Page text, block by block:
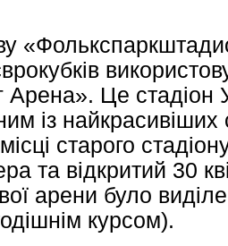
Арена». Це стадіон
із найкрасивіших
старого
та відкритий 30
арени було
курсом).